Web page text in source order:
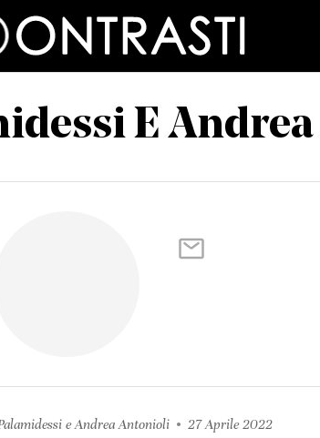
E
e Andrea Antonioli 27 Aprile 2022